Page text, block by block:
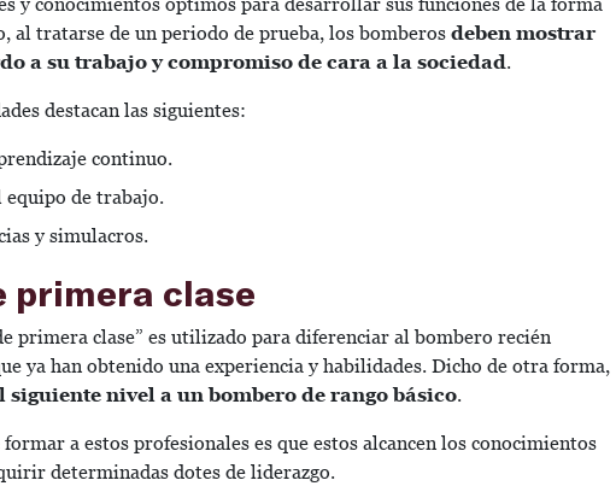
al tratarse de un periodo de prueba, los bomberos deben mostrar
a su trabajo y compromiso de cara a la sociedad.
destacan las siguientes:
continuo.
de trabajo.
y simulacros.
primera clase
primera clase” es utilizado para diferenciar al bombero recién
ya han obtenido una experiencia y habilidades. Dicho de otra forma,
siguiente nivel a un bombero de rango básico.
a estos profesionales es que estos alcancen los conocimientos
determinadas dotes de liderazgo.